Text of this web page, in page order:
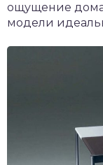
ощущение
модели